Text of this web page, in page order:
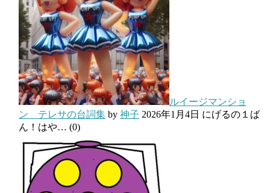
ルイージマンショ
ン テレサの台詞集 by 神子 2026年1月4日 にげるの１ば
ん！はや… (0)